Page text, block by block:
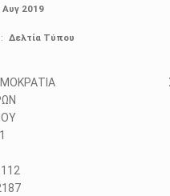
Αυγ 2019
Δελτία Τύπου
ΔΗΜΟΚΡΑΤΙΑ